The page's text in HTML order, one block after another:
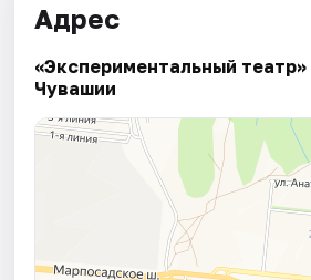
Адрес
«Экспериментальный
Чувашии